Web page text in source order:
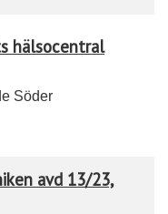
hälsocentral
Söder
avd 13/23,